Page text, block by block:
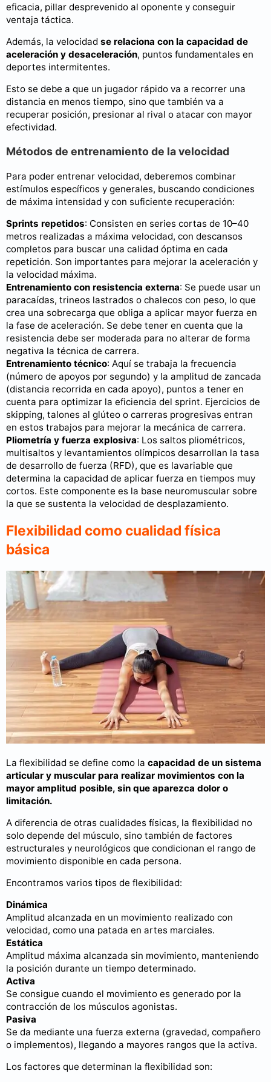
eficacia, pillar desprevenido al oponente y conseguir
ventaja táctica.
Además, la velocidad se relaciona con la capacidad de
aceleración y desaceleración, puntos fundamentales en
deportes intermitentes.
Esto se debe a que un jugador rápido va a recorrer una
distancia en menos tiempo, sino que también va a
recuperar posición, presionar al rival o atacar con mayor
efectividad.
Métodos de entrenamiento de la velocidad
Para poder entrenar velocidad, deberemos combinar
estímulos específicos y generales, buscando condiciones
de máxima intensidad y con suficiente recuperación:
Sprints repetidos: Consisten en series cortas de 10–40
metros realizadas a máxima velocidad, con descansos
completos para buscar una calidad óptima en cada
repetición. Son importantes para mejorar la aceleración y
la velocidad máxima.
Entrenamiento con resistencia externa: Se puede usar un
paracaídas, trineos lastrados o chalecos con peso, lo que
crea una sobrecarga que obliga a aplicar mayor fuerza en
la fase de aceleración. Se debe tener en cuenta que la
resistencia debe ser moderada para no alterar de forma
negativa la técnica de carrera.
Entrenamiento técnico: Aquí se trabaja la frecuencia
(número de apoyos por segundo) y la amplitud de zancada
(distancia recorrida en cada apoyo), puntos a tener en
cuenta para optimizar la eficiencia del sprint. Ejercicios de
skipping, talones al glúteo o carreras progresivas entran
en estos trabajos para mejorar la mecánica de carrera.
Pliometría y fuerza explosiva: Los saltos pliométricos,
multisaltos y levantamientos olímpicos desarrollan la tasa
de desarrollo de fuerza (RFD), que es lavariable que
determina la capacidad de aplicar fuerza en tiempos muy
cortos. Este componente es la base neuromuscular sobre
la que se sustenta la velocidad de desplazamiento.
Flexibilidad como cualidad física
básica
La flexibilidad se define como la capacidad de un sistema
articular y muscular para realizar movimientos con la
mayor amplitud posible, sin que aparezca dolor o
limitación.
A diferencia de otras cualidades físicas, la flexibilidad no
solo depende del músculo, sino también de factores
estructurales y neurológicos que condicionan el rango de
movimiento disponible en cada persona.
Encontramos varios tipos de flexibilidad:
Dinámica
Amplitud alcanzada en un movimiento realizado con
velocidad, como una patada en artes marciales.
Estática
Amplitud máxima alcanzada sin movimiento, manteniendo
la posición durante un tiempo determinado.
Activa
Se consigue cuando el movimiento es generado por la
contracción de los músculos agonistas.
Pasiva
Se da mediante una fuerza externa (gravedad, compañero
o implementos), llegando a mayores rangos que la activa.
Los factores que determinan la flexibilidad son: